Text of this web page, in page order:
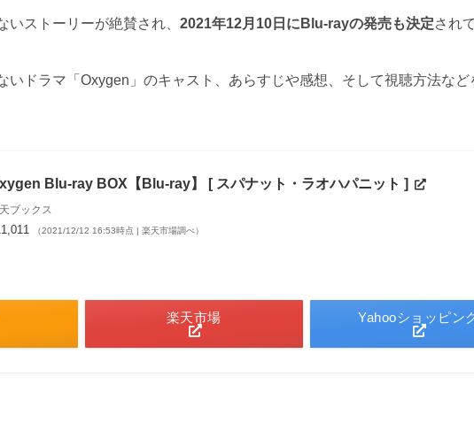
いストーリーが絶賛され、 2021年12月10日にBlu-rayの発売も決定され
いドラマ「Oxygen」のキャスト、あらすじや感想、そして視聴方法など
Blu-ray BOX【Blu-ray】 [ スパナット・ラオハパニット ]
ブックス
（2021/12/12 16:53時点 | 楽天市場調べ）
楽天市場 Yahooショッピン